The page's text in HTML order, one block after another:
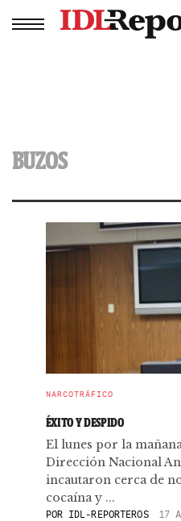
BUZOS
NARCOTRÁFICO
ÉXITO Y DESPIDO
El lunes por la
Dirección Nacional
incautaron cerca de
cocaína y ...
POR IDL-REPORTEROS 17